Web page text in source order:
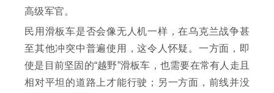
高级军官。
民用滑板车是否会像无人机一样，在乌克兰战争甚
至其他冲突中普遍使用，这令人怀疑。一方面，即
使是目前坚固的“越野”滑板车，也需要在常有人走且
相对平坦的道路上才能行驶；另一方面，前线并没